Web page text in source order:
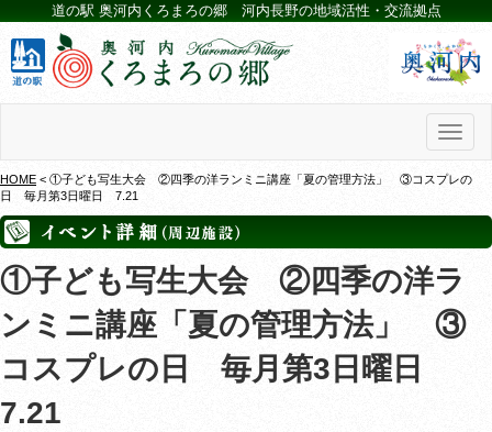
道の駅 奥河内くろまろの郷 河内長野の地域活性・交流拠点
HOME < ①子ども写生大会 ②四季の洋ランミニ講座「夏の管理方法」 ③コスプレの
日 毎月第3日曜日 7.21
①子ども写生大会 ②四季の洋ラ
ンミニ講座「夏の管理方法」 ③
コスプレの日 毎月第3日曜日
7.21